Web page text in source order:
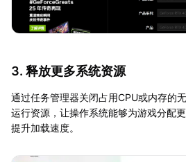
3. 释放更多系统资源
通过任务管理器关闭占用CPU或内存的
运行资源，让操作系统能够为游戏分配
提升加载速度。